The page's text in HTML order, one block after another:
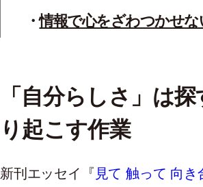
情報で心をざわつかせ
「自分らしさ」は
り起こす作業
新刊エッセイ『 見て 触って 向き